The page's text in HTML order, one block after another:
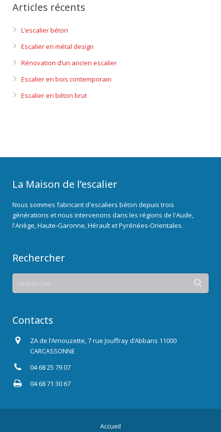
Articles récents
L’escalier béton
Escalier en métal design
Rénovation d’un ancien escalier
Escalier en bois contemporain
Escalier en béton brut
La Maison de l’escalier
Nous sommes fabricant d'escaliers béton depuis trois
générations et nous intervenons dans les régions de l'Aude,
l'Ariège, Haute-Garonne, Hérault et Pyrénées-Orientales.
Rechercher
Contacts
ZA de l’Arnouzette, 7 rue Jouffray d’Abbans 11000
CARCASSONNE
04 68 25 79 07
04 68 71 30 67
Accueil